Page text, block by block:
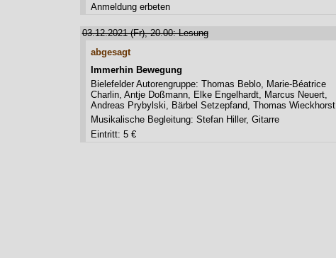
Anmeldung erbeten
03.12.2021 (Fr), 20.00: Lesung
abgesagt
Immerhin Bewegung
Bielefelder Autorengruppe: Thomas Beblo, Marie-Béatrice
Charlin, Antje Doßmann, Elke Engelhardt, Marcus Neuert,
Andreas Prybylski, Bärbel Setzepfand, Thomas Wieckhorst
Musikalische Begleitung: Stefan Hiller, Gitarre
Eintritt: 5 €